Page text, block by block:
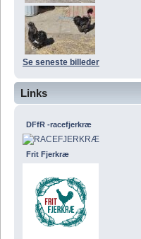
Se seneste billeder
Links
DFfR -racefjerkræ
Frit Fjerkræ